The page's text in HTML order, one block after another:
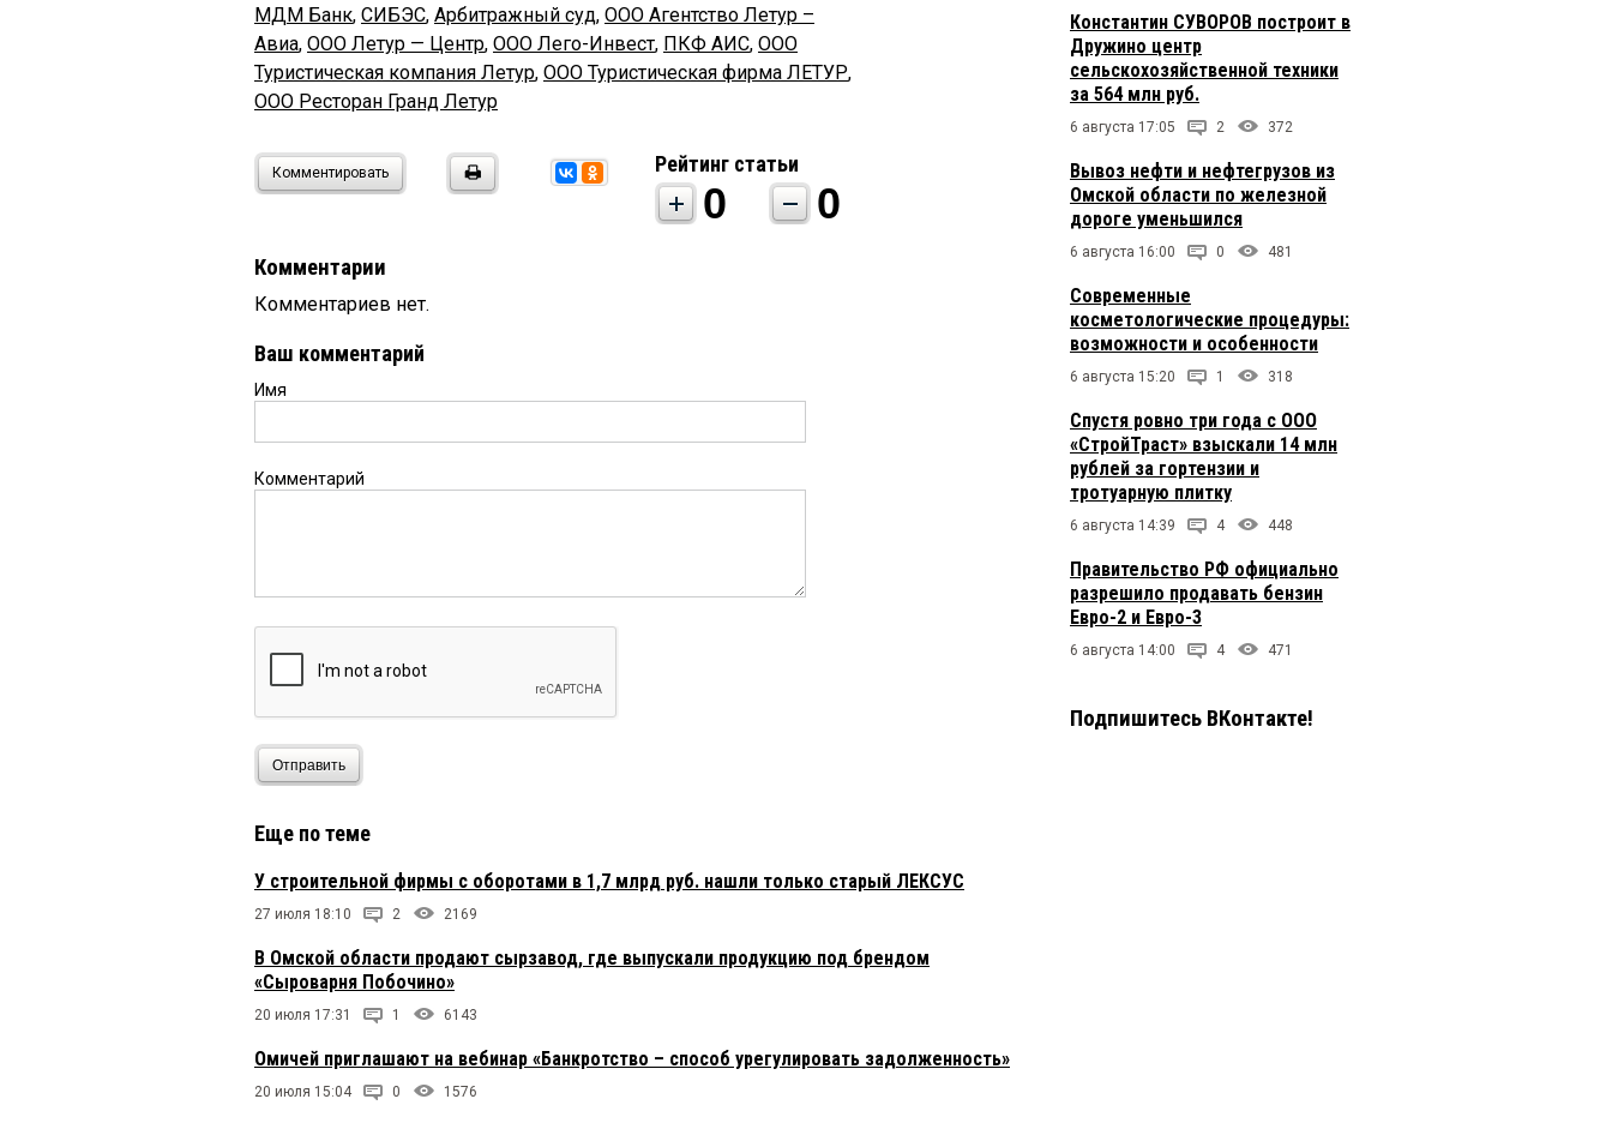
МДМ Банк, СИБЭС, Арбитражный суд, ООО Агентство Летур –
Авиа, ООО Летур — Центр, ООО Лего-Инвест, ПКФ АИС, ООО
Туристическая компания Летур, ООО Туристическая фирма ЛЕТУР,
ООО Ресторан Гранд Летур
Комментировать Рейтинг статьи
0 0
Комментарии
Комментариев нет.
Ваш комментарий
Имя
Комментарий
Отправить
Еще по теме
У строительной фирмы с оборотами в 1,7 млрд руб. нашли только старый ЛЕКСУС
27 июля 18:10 2 2169
В Омской области продают сырзавод, где выпускали продукцию под брендом
«Сыроварня Побочино»
20 июля 17:31 1 6143
Омичей приглашают на вебинар «Банкротство – способ урегулировать задолженность»
20 июля 15:04 0 1576
Константин СУВОРОВ построит в
Дружино центр
сельскохозяйственной техники
за 564 млн руб.
6 августа 17:05 2 372
Вывоз нефти и нефтегрузов из
Омской области по железной
дороге уменьшился
6 августа 16:00 0 481
Современные
косметологические процедуры:
возможности и особенности
6 августа 15:20 1 318
Спустя ровно три года с ООО
«СтройТраст» взыскали 14 млн
рублей за гортензии и
тротуарную плитку
6 августа 14:39 4 448
Правительство РФ официально
разрешило продавать бензин
Евро-2 и Евро-3
6 августа 14:00 4 471
Подпишитесь ВКонтакте!